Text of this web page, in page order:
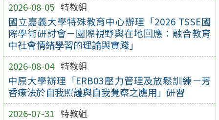
2026-08-05 特教組
國立嘉義大學特殊教育中心辦理「2026 TSSE國
際學術研討會－國際視野與在地回應：融合教育
中社會情緒學習的理論與實踐」
2026-08-04 特教組
中原大學辦理「ERB03壓力管理及放鬆訓練－芳
香療法於自我照護與自我覺察之應用」研習
2026-07-31 特教組